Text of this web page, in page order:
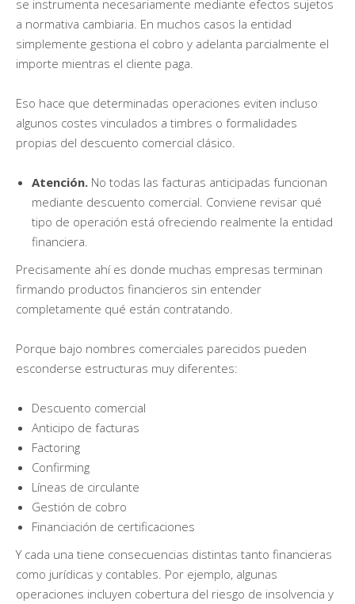
se instrumenta necesariamente mediante efectos sujetos
a normativa cambiaria. En muchos casos la entidad
simplemente gestiona el cobro y adelanta parcialmente el
importe mientras el cliente paga.
Eso hace que determinadas operaciones eviten incluso
algunos costes vinculados a timbres o formalidades
propias del descuento comercial clásico.
Atención. No todas las facturas anticipadas funcionan
mediante descuento comercial. Conviene revisar qué
tipo de operación está ofreciendo realmente la entidad
financiera.
Precisamente ahí es donde muchas empresas terminan
firmando productos financieros sin entender
completamente qué están contratando.
Porque bajo nombres comerciales parecidos pueden
esconderse estructuras muy diferentes:
Descuento comercial
Anticipo de facturas
Factoring
Confirming
Líneas de circulante
Gestión de cobro
Financiación de certificaciones
Y cada una tiene consecuencias distintas tanto financieras
como jurídicas y contables. Por ejemplo, algunas
operaciones incluyen cobertura del riesgo de insolvencia y